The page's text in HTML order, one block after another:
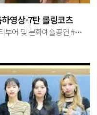
영상-7탄 롤링코츠
#대표관광지 #덕진공원 #시티투어 #문화예술공연 ...